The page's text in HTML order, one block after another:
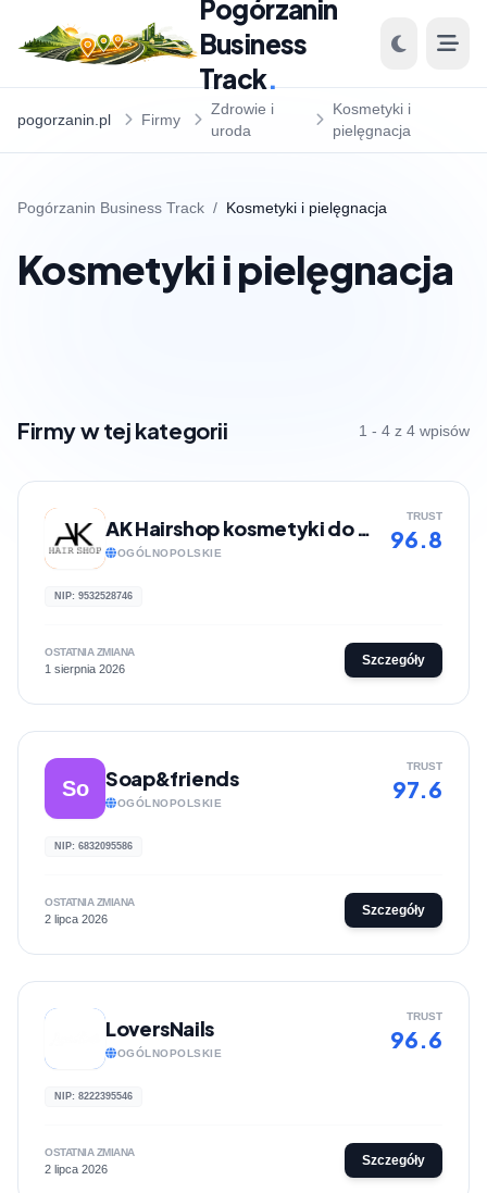
Pogórzanin
Business
Track.
pogorzanin.pl Firmy
Zdrowie i
uroda
Kosmetyki i
pielęgnacja
Pogórzanin Business Track / Kosmetyki i pielęgnacja
Kosmetyki i pielęgnacja
Firmy w tej kategorii 1 - 4 z 4 wpisów
AK Hairshop kosmetyki do włosów
OGÓLNOPOLSKIE
TRUST
96.8
NIP: 9532528746
OSTATNIA ZMIANA
1 sierpnia 2026
Szczegóły
So Soap&friends
OGÓLNOPOLSKIE
TRUST
97.6
NIP: 6832095586
OSTATNIA ZMIANA
2 lipca 2026
Szczegóły
LoversNails
OGÓLNOPOLSKIE
TRUST
96.6
NIP: 8222395546
OSTATNIA ZMIANA
2 lipca 2026
Szczegóły